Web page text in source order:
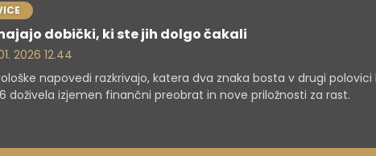
dobički, ki ste jih dolgo čakali
2026 12.44
napovedi razkrivajo, katera dva znaka bosta v drugi polovici
doživela izjemen finančni preobrat in nove priložnosti za rast.